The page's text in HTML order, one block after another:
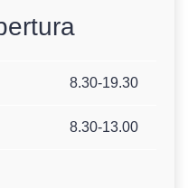
8.30-19.30
8.30-13.00